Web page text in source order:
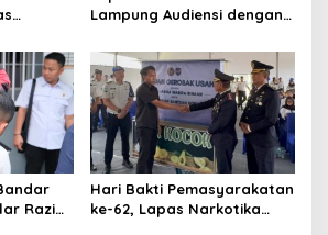
Lampung Audiensi dengan
Kredensialing Klinik
Pratama
Razia
Hari Bakti Pemasyarakatan
ke-62, Lapas Narkotika